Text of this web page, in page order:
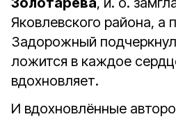
Яковлевского района, а
Задорожный
ложится в каждое
вдохновляет.
И вдохновлённые